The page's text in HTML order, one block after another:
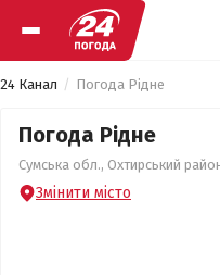
24 Канал Погода Рідне
Погода Рідне
Сумська обл., Охтирський
Змінити місто